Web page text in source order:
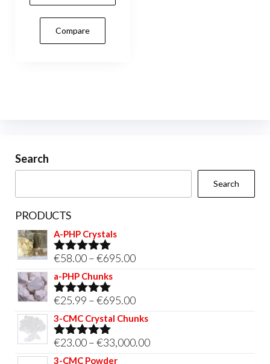
through
the
Compare
Search
Search
PRODUCTS
A-PHP Crystals
Rated5.00
out of 5
€58.00–€695.00Price
€695.00
a-PHP Chunks
Rated5.00
out of 5
€25.99 –€695.00Price
range:
through
3-CMC Crystal Chunks
Rated5.00
out of 5
€23.00–€33,000.00Price
3-CMC Powder